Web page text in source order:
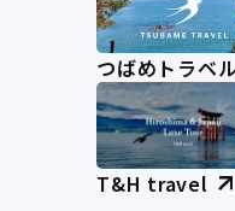
つばめトラベル
T&H travel